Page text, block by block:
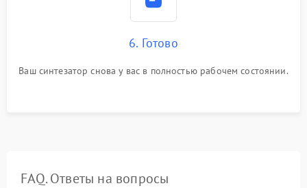
6. Готово
Ваш синтезатор снова у вас в полностью рабочем состоянии.
FAQ. Ответы на вопросы